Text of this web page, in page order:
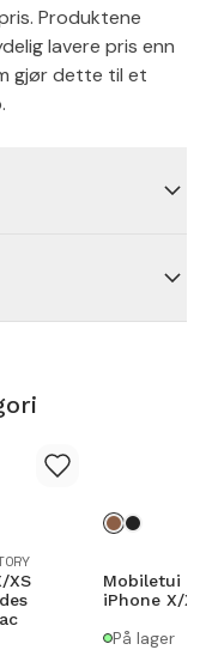
Produktene
lavere pris enn
gjør dette til et
XS
Mobiletui
iPhone X/
På lager